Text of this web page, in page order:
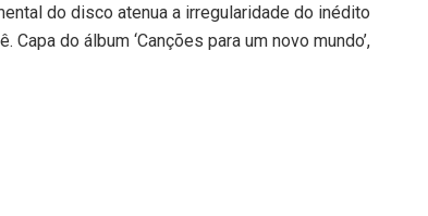
do disco atenua a irregularidade do inédito
do álbum ‘Canções para um novo mundo’,